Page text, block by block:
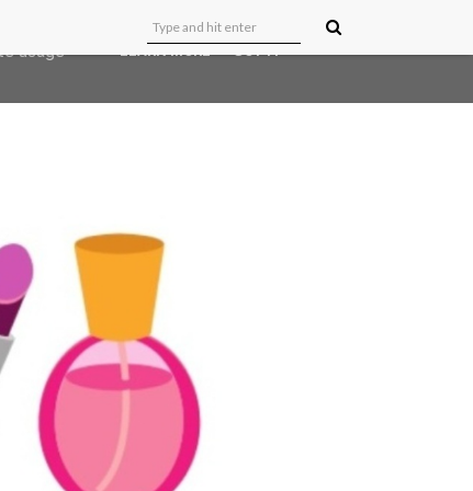
usage
LEARN MORE GOT IT